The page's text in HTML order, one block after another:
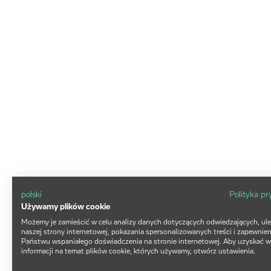
polski
Polityka
Używamy plików cookie
Możemy je zamieścić w celu analizy danych dotyczących odwiedzających,
naszej strony internetowej, pokazania spersonalizowanych treści i
Państwu wspaniałego doświadczenia na stronie internetowej. Aby uzyskać
informacji na temat plików cookie, których używamy, otwórz ustawienia.